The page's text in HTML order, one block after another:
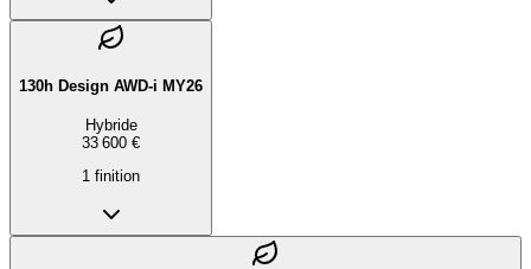
130h Design AWD-i MY26
Hybride
33 600 €
1 finition